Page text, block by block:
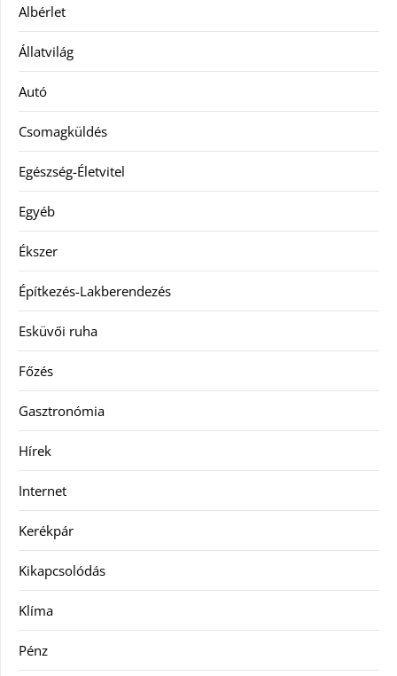
Albérlet
Állatvilág
Autó
Csomagküldés
Egészség-Életvitel
Egyéb
Ékszer
Építkezés-Lakberendezés
Esküvői ruha
Főzés
Gasztronómia
Hírek
Internet
Kerékpár
Kikapcsolódás
Klíma
Pénz